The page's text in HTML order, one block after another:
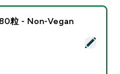
D3胶囊 - 180粒 - Non-
粒 - Non-Vegan
price